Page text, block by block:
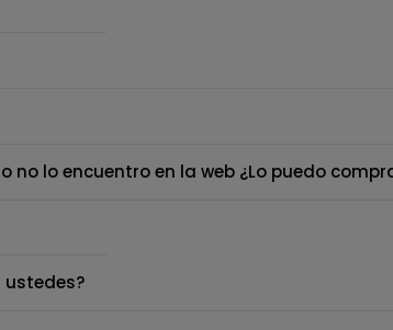
lo encuentro en la web ¿Lo puedo